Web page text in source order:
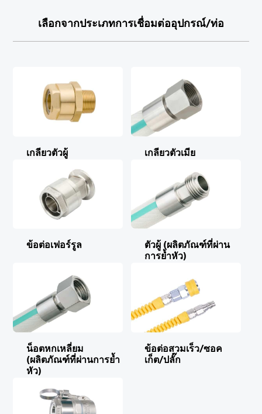
เลือกจากประเภทการเชื่อมต่ออุปกรณ์/ท่อ
เกลียวตัวผู้ เกลียวตัวเมีย
ข้อต่อเฟอร์รูล
ตัวผู้ (ผลิตภัณฑ์ที่ผ่าน
การย้ำหัว)
น็อตหกเหลี่ยม
(ผลิตภัณฑ์ที่ผ่านการย้ำ
หัว)
ข้อต่อสวมเร็ว/ซอค
เก็ต/ปลั๊ก